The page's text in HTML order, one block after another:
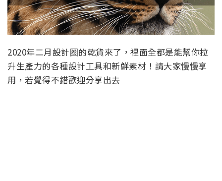
2020年二月設計圈的乾貨來了，裡面全都是能幫你拉
升生產力的各種設計工具和新鮮素材！請大家慢慢享
用，若覺得不錯歡迎分享出去